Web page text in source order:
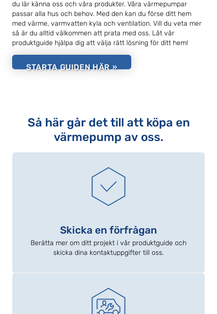
du lär känna oss och våra produkter. Våra värmepumpar
passar alla hus och behov. Med den kan du förse ditt hem
med värme, varmvatten kyla och ventilation. Vill du veta mer
så är du alltid välkommen att prata med oss. Låt vår
produktguide hjälpa dig att välja rätt lösning för ditt hem!
STARTA GUIDEN HÄR »
Så här går det till att köpa en
värmepump av oss.
Skicka en förfrågan
Berätta mer om ditt projekt i vår produktguide och
skicka dina kontaktuppgifter till oss.